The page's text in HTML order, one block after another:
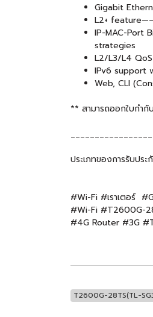
Gigabit
L2+
IP-MAC-Port
strategies
L2/L3/L4
IPv6 support
Web, CLI
** สามารถออกใบกำกั
ประเภทของการรับประ
#Wi-Fi #เราเตอร์
#Wi-Fi #T2600G-
#4G Router #3G
T2600G-28TS(TL-